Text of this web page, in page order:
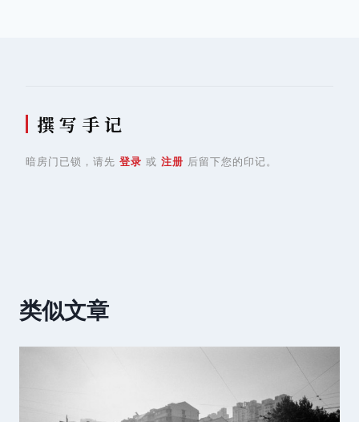
撰 写 手 记
暗房门已锁，请先 登录 或 注册 后留下您的印记。
类似文章